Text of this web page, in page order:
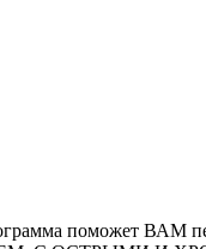
поможет ВАМ